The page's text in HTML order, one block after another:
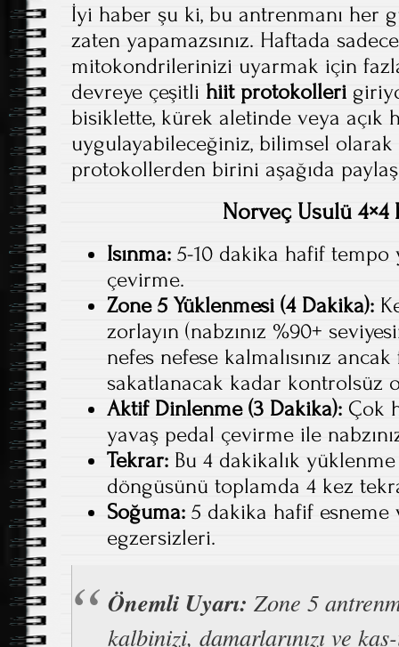
İyi haber şu ki, bu antrenmanı her
zaten yapamazsınız. Haftada
mitokondrilerinizi uyarmak için
devreye çeşitli hiit protokolleri
bisiklette, kürek aletinde veya açık
uygulayabileceğiniz, bilimsel
protokollerden birini aşağıda
Norveç Usulü 4×4
Isınma: 5-10 dakika hafif
çevirme.
Zone 5 Yüklenmesi (4 Dakika):
zorlayın (nabzınız %90+
nefes nefese kalmalısınız
sakatlanacak kadar kontrolsüz
Aktif Dinlenme (3 Dakika): Çok
yavaş pedal çevirme ile
Tekrar: Bu 4 dakikalık
döngüsünü toplamda 4 kez
Soğuma: 5 dakika hafif esneme
egzersizleri.
Önemli Uyarı: Zone 5
kalbinizi, damarlarınızı ve